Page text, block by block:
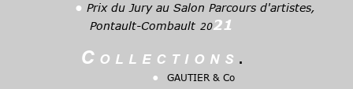
• Prix du Jury au Salon Parcours d'artistes,
Pontault-Combault 2021
C o l l e c t i o n s .
• GAUTIER & Co